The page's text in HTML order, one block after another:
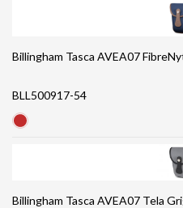
Billingham Tasca AVEA07
BLL500917-54
Billingham Tasca AVEA07 Tela